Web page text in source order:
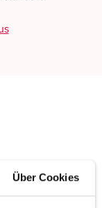
Über Cookies